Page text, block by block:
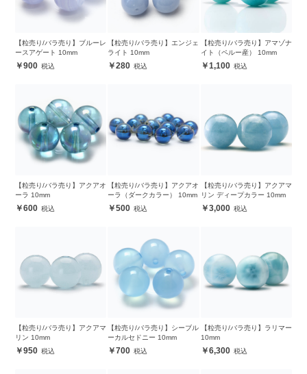
【粒売り/バラ売り】ブルーレ
ースアゲート 10mm
900
【粒売り/バラ売り】エンジェ
ライト 10mm
280
【粒売り/バラ売り】アマゾナ
イト（ペルー産） 10mm
1,100
【粒売り/バラ売り】アクアオ
ーラ 10mm
600
【粒売り/バラ売り】アクアオ
ーラ（ダークカラー） 10mm
500
【粒売り/バラ売り】アクアマ
リン ディープカラー 10mm
3,000
【粒売り/バラ売り】アクアマ
リン 10mm
950
【粒売り/バラ売り】シーブル
ーカルセドニー 10mm
700
【粒売り/バラ売り】ラリマー
10mm
6,300